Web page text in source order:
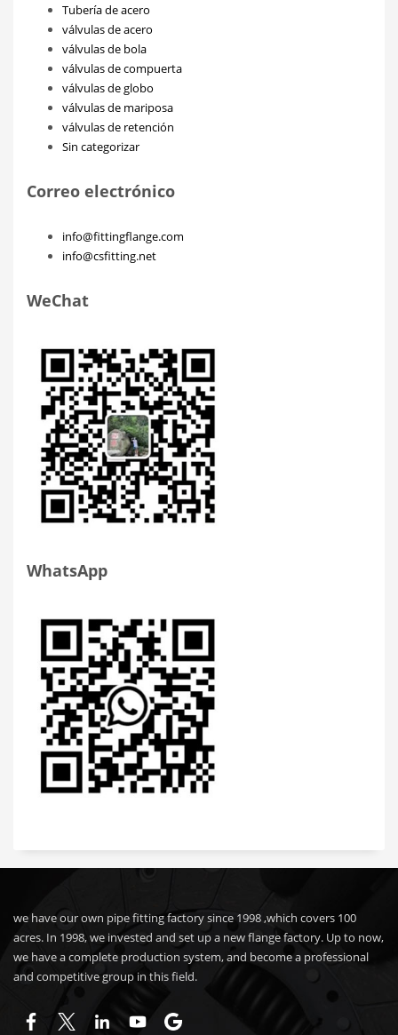
Tubería de acero
válvulas de acero
válvulas de bola
válvulas de compuerta
válvulas de globo
válvulas de mariposa
válvulas de retención
Sin categorizar
Correo electrónico
info@fittingflange.com
info@csfitting.net
WeChat
WhatsApp
we have our own pipe fitting factory since 1998 ,which covers 100
acres. In 1998, we invested and set up a new flange factory. Up to now,
we have a complete production system, and become a professional
and competitive group in this field.